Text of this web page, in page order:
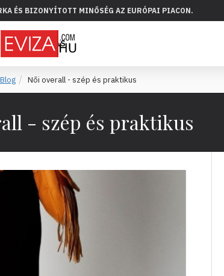
ÉS BIZONYÍTOTT MINŐSÉG AZ EURÓPAI PIACON.
ELADÁS
Blog Női overall - szép és praktikus
- szép és praktikus